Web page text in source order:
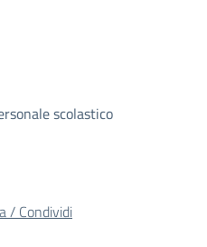
scolastico
/ Condividi